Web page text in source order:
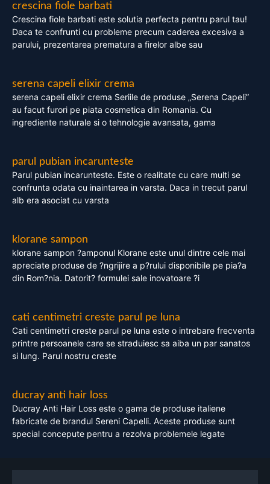
crescina fiole barbati
Crescina fiole barbati este solutia perfecta pentru parul tau!
Daca te confrunti cu probleme precum caderea excesiva a
parului, prezentarea prematura a firelor albe sau
serena capeli elixir crema
serena capeli elixir crema Seriile de produse „Serena Capeli”
au facut furori pe piata cosmetica din Romania. Cu
ingrediente naturale si o tehnologie avansata, gama
parul pubian incarunteste
Parul pubian incarunteste. Este o realitate cu care multi se
confrunta odata cu inaintarea in varsta. Daca in trecut parul
alb era asociat cu varsta
klorane sampon
klorane sampon ?amponul Klorane este unul dintre cele mai
apreciate produse de ?ngrijire a p?rului disponibile pe pia?a
din Rom?nia. Datorit? formulei sale inovatoare ?i
cati centimetri creste parul pe luna
Cati centimetri creste parul pe luna este o intrebare frecventa
printre persoanele care se straduiesc sa aiba un par sanatos
si lung. Parul nostru creste
ducray anti hair loss
Ducray Anti Hair Loss este o gama de produse italiene
fabricate de brandul Sereni Capelli. Aceste produse sunt
special concepute pentru a rezolva problemele legate